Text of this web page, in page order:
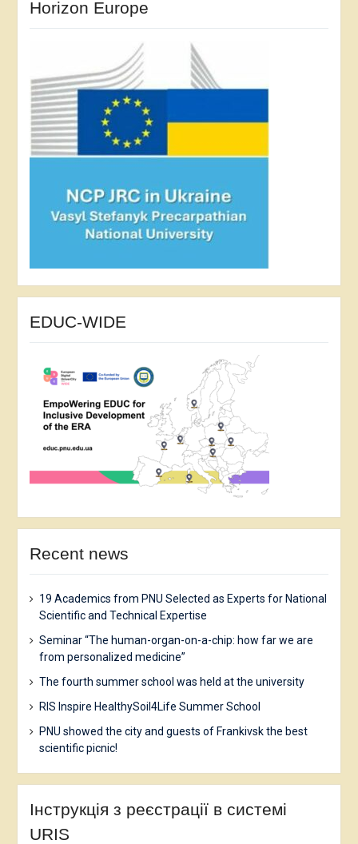
Horizon Europe
EDUC-WIDE
Recent news
19 Academics from PNU Selected as Experts for National
Scientific and Technical Expertise
Seminar “The human-organ-on-a-chip: how far we are
from personalized medicine”
The fourth summer school was held at the university
RIS Inspire HealthySoil4Life Summer School
PNU showed the city and guests of Frankivsk the best
scientific picnic!
Інструкція з реєстрації в системі
URIS